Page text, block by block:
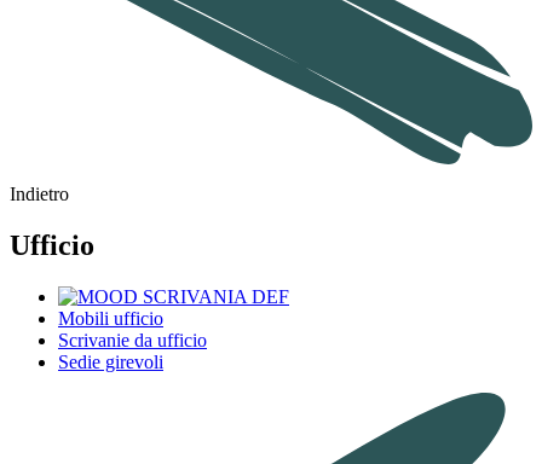
Indietro
Ufficio
Mobili ufficio
Scrivanie da ufficio
Sedie girevoli